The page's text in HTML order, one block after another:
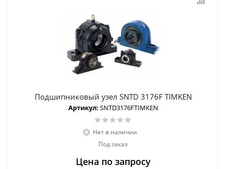
Подшипниковый узел SNTD 3176F TIMKEN
Артикул: SNTD3176FTIMKEN
Нет в наличии
Под заказ
Цена по запросу